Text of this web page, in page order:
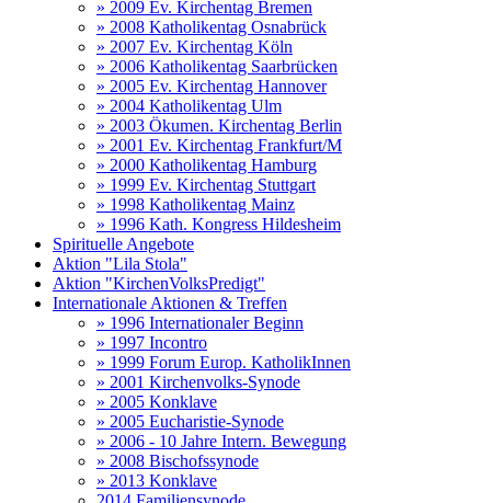
» 2009 Ev. Kirchentag Bremen
» 2008 Katholikentag Osnabrück
» 2007 Ev. Kirchentag Köln
» 2006 Katholikentag Saarbrücken
» 2005 Ev. Kirchentag Hannover
» 2004 Katholikentag Ulm
» 2003 Ökumen. Kirchentag Berlin
» 2001 Ev. Kirchentag Frankfurt/M
» 2000 Katholikentag Hamburg
» 1999 Ev. Kirchentag Stuttgart
» 1998 Katholikentag Mainz
» 1996 Kath. Kongress Hildesheim
Spirituelle Angebote
Aktion "Lila Stola"
Aktion "KirchenVolksPredigt"
Internationale Aktionen & Treffen
» 1996 Internationaler Beginn
» 1997 Incontro
» 1999 Forum Europ. KatholikInnen
» 2001 Kirchenvolks-Synode
» 2005 Konklave
» 2005 Eucharistie-Synode
» 2006 - 10 Jahre Intern. Bewegung
» 2008 Bischofssynode
» 2013 Konklave